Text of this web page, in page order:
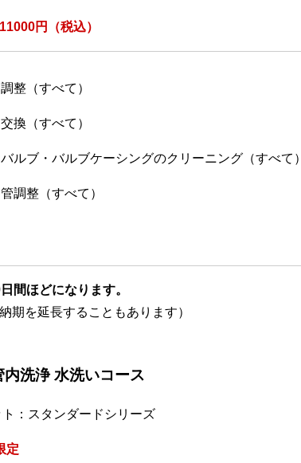
円（税込）
整（すべて）
換（すべて）
ルブ・バルブケーシングのクリーニング（すべて）
調整（すべて）
間ほどになります。
期を延長することもあります）
内洗浄 水洗いコース
：スタンダードシリーズ
定